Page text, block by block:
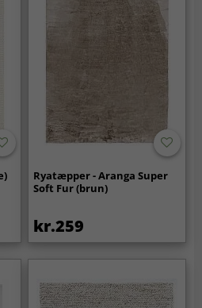
Ryatæpper - Aranga Super
Soft Fur (brun)
kr.259